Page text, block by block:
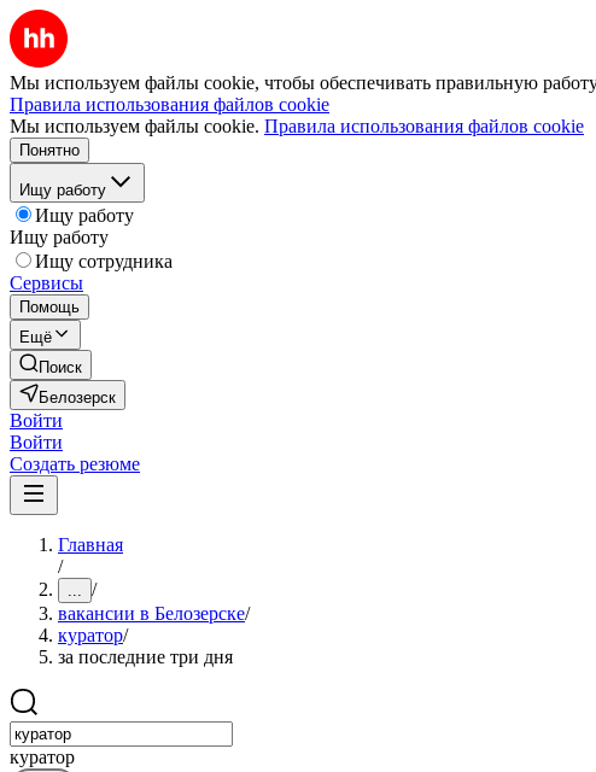
Мы используем файлы cookie, чтобы обеспечивать правильную
Правила использования файлов cookie
Мы используем файлы cookie. Правила использования файлов cookie
Понятно
Ищу работу
Ищу работу
Ищу работу
Ищу сотрудника
Сервисы
Помощь
Ещё
Поиск
Белозерск
Войти
Войти
Создать резюме
Главная
/
... /
вакансии в Белозерске/
куратор/
за последние три дня
куратор